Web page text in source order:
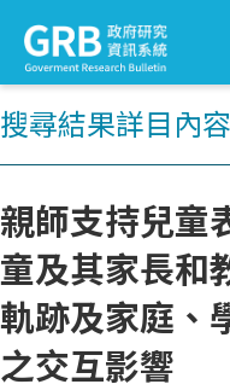
搜尋結果詳目內容
親師支持兒童
童及其家長和
軌跡及家庭、
之交互影響